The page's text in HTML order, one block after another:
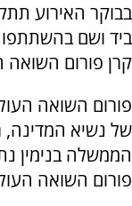
בבוקר האירוע
ביד ושם
קרן פורום
של נשיא המדינה,
הממשלה בנימין
פורום השואה